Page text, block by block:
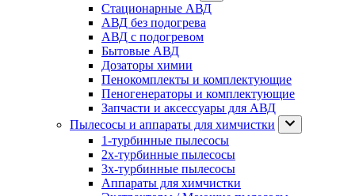
Стационарные АВД
АВД без подогрева
АВД с подогревом
Бытовые АВД
Дозаторы химии
Пенокомплекты и комплектующие
Пеногенераторы и комплектующие
Запчасти и аксессуары для АВД
Пылесосы и аппараты для химчистки
1-турбинные пылесосы
2х-турбинные пылесосы
3х-турбинные пылесосы
Аппараты для химчистки